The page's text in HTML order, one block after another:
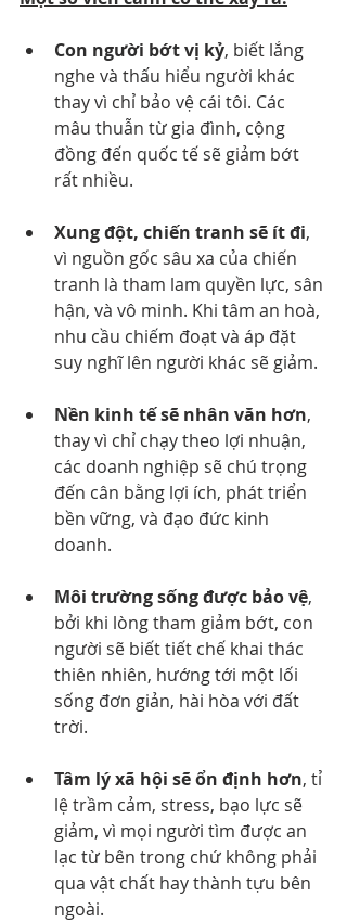
Con người bớt vị kỷ, biết lắng
nghe và thấu hiểu người khác
thay vì chỉ bảo vệ cái tôi. Các
mâu thuẫn từ gia đình, cộng
đồng đến quốc tế sẽ giảm bớt
rất nhiều.
Xung đột, chiến tranh sẽ ít đi,
vì nguồn gốc sâu xa của chiến
tranh là tham lam quyền lực, sân
hận, và vô minh. Khi tâm an hoà,
nhu cầu chiếm đoạt và áp đặt
suy nghĩ lên người khác sẽ giảm.
Nền kinh tế sẽ nhân văn hơn,
thay vì chỉ chạy theo lợi nhuận,
các doanh nghiệp sẽ chú trọng
đến cân bằng lợi ích, phát triển
bền vững, và đạo đức kinh
doanh.
Môi trường sống được bảo vệ,
bởi khi lòng tham giảm bớt, con
người sẽ biết tiết chế khai thác
thiên nhiên, hướng tới một lối
sống đơn giản, hài hòa với đất
trời.
Tâm lý xã hội sẽ ổn định hơn, tỉ
lệ trầm cảm, stress, bạo lực sẽ
giảm, vì mọi người tìm được an
lạc từ bên trong chứ không phải
qua vật chất hay thành tựu bên
ngoài.